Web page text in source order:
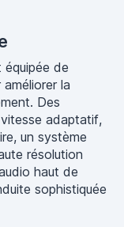
équipée de
la
Des
adaptatif,
un système
résolution
haut de
sophistiquée